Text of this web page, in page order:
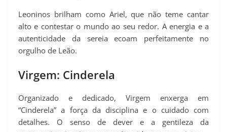
Leoninos brilham como Ariel, que não teme cantar
alto e contestar o mundo ao seu redor. A energia e a
autenticidade da sereia ecoam perfeitamente no
orgulho de Leão.
Virgem: Cinderela
Organizado e dedicado, Virgem enxerga em
“Cinderela” a força da disciplina e o cuidado com
detalhes. O senso de dever e a gentileza da